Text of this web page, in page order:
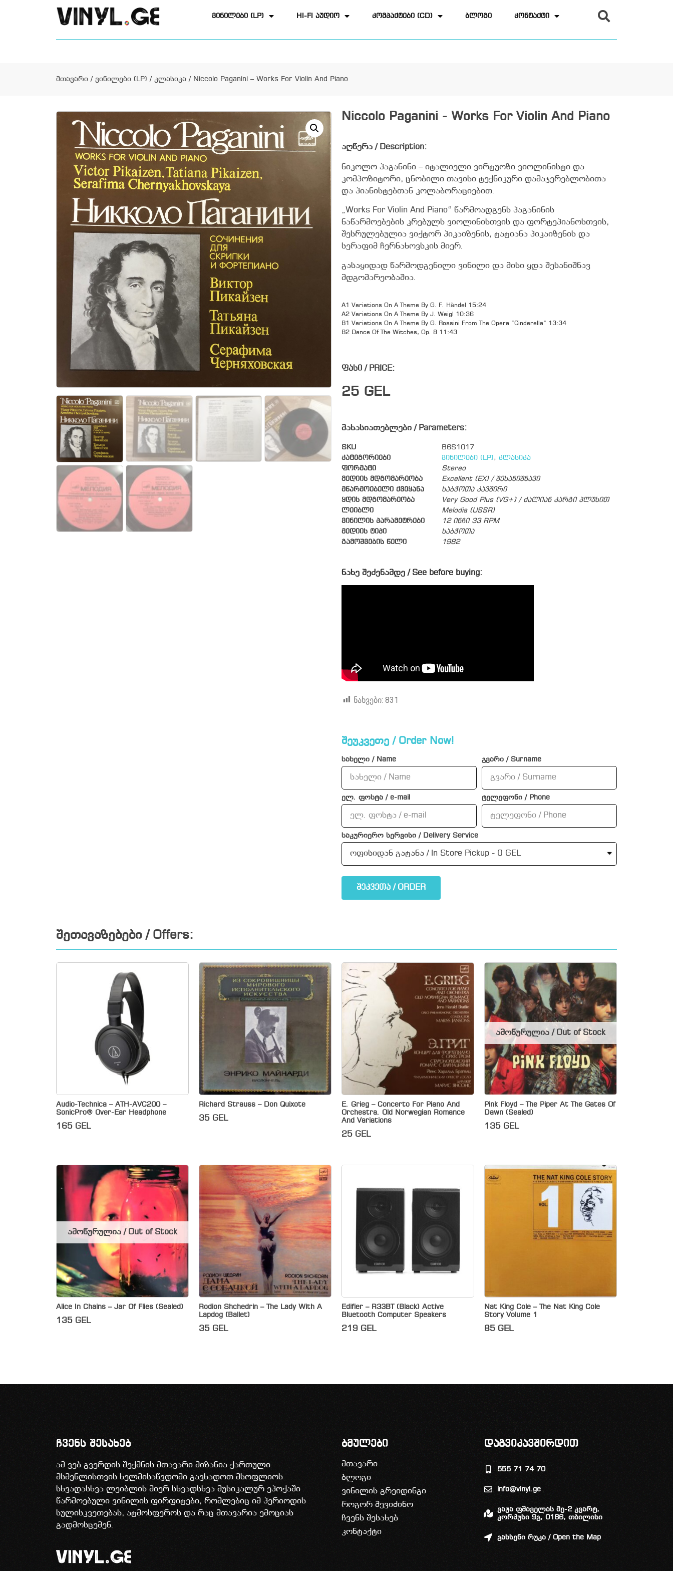
ვინილები (LP) HI-FI აუდიო კომპაქტები (CD) ბლოგი კონტაქტი
მთავარი / ვინილები (LP) / კლასიკა / Niccolo Paganini – Works For Violin And Piano
Niccolo Paganini - Works For Violin And Piano
აღწერა / Description:
ნიკოლო პაგანინი – იტალიელი ვირტუოზი ვიოლინისტი და
კომპოზიტორი, ცნობილი თავისი ტექნიკური დამაჯერებლობითა
და პიანისტებთან კოლაბორაციებით.
„Works For Violin And Piano“ წარმოადგენს პაგანინის
ნაწარმოებების კრებულს ვიოლინისთვის და ფორტეპიანოსთვის,
შესრულებულია ვიქტორ პიკაიზენის, ტატიანა პიკაიზენის და
სერაფიმ ჩერნახოვსკის მიერ.
გასაყიდად წარმოდგენილი ვინილი და მისი ყდა შესანიშნავ
მდგომარეობაშია.
A1 Variations On A Theme By G. F. Händel 15:24
A2 Variations On A Theme By J. Weigl 10:36
B1 Variations On A Theme By G. Rossini From The Opera “Cinderella” 13:34
B2 Dance Of The Witches, Op. 8 11:43
ფასი / PRICE:
25 GEL
მახასიათებლები / Parameters:
SKU
B6S1017
კატეგორიები
ვინილები (LP), კლასიკა
ფორმატი
Stereo
მედიის მდგომარეობა
Excellent (EX) / შესანიშნავი
მწარმოებელი ქვეყანა
საბჭოთა კავშირი
ყდის მდგომარეობა
Very Good Plus (VG+) / ძალიან კარგი პლუსით
ლეიბლი
Melodia (USSR)
ვინილის პარამეტრები
12 ინჩი 33 RPM
მედიის ტიპი
საბჭოთა
გამოშვების წელი
1982
ნახე შეძენამდე / See before buying:
ნახვები: 831
შეუკვეთე / Order Now!
სახელი / Name გვარი / Surname
ელ. ფოსტა / e-mail ტელეფონი / Phone
საკურიერო სერვისი / Delivery Service
შეკვეთა / ORDER
შეთავაზებები / Offers:
Audio-Technica – ATH-AVC200 –
SonicPro® Over-Ear Headphone
165 GEL
Richard Strauss – Don Quixote
35 GEL
E. Grieg – Concerto For Piano And
Orchestra. Old Norwegian Romance
And Variations
25 GEL
Pink Floyd – The Piper At The Gates Of
Dawn (Sealed)
135 GEL
ამოწურულია / Out of Stock
Alice In Chains – Jar Of Flies (Sealed)
135 GEL
ამოწურულია / Out of Stock
Rodion Shchedrin – The Lady With A
Lapdog (Ballet)
35 GEL
Edifier – R33BT (Black) Active
Bluetooth Computer Speakers
219 GEL
Nat King Cole – The Nat King Cole
Story Volume 1
85 GEL
ჩვენს შესახებ
ამ ვებ გვერდის შექმნის მთავარი მიზანია ქართული
მსმენლისთვის ხელმისაწვდომი გავხადოთ მსოფლიოს
სხვადასხვა ლეიბლის მიერ სხვადსხვა მუსიკალურ ეპოქაში
წარმოებული ვინილის ფირფიტები, რომლებიც იმ პერიოდის
სულისკვეთებას, ატმოსფეროს და რაც მთავარია ემოციას
გადმოსცემენ.
ბმულები
მთავარი
ბლოგი
ვინილის გრეიდინგი
როგორ შევიძინო
ჩვენს შესახებ
კონტაქტი
დაგვიკავშირდით
555 71 74 70
info@vinyl.ge
ვაჟა ფშაველას მე-2 კვარტ,
კორპუსი 9გ, 0186, თბილისი
გახსენი რუკა / Open the Map